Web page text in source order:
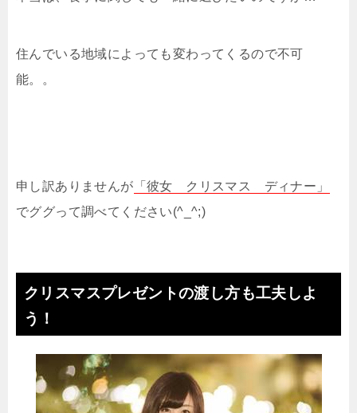
住んでいる地域によっても変わってくるので不可
能。。
申し訳ありませんが 「彼女 クリスマス ディナー」
でググって調べてください(^_^;)
クリスマスプレゼントの渡し方も工夫しよ
う！